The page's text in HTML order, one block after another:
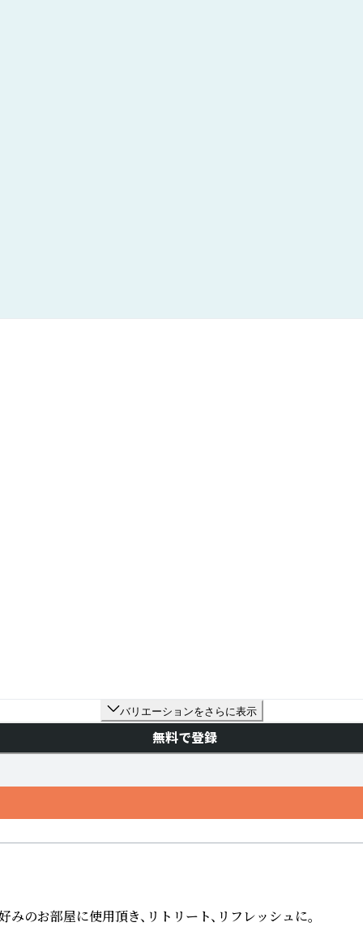
バリエーションをさらに表示
無料で登録
のお部屋に使用頂き、リトリート、リフレッシュに。